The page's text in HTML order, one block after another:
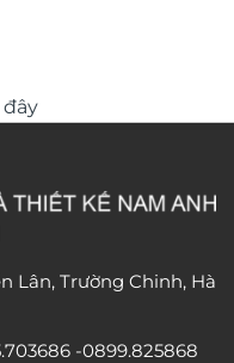
Lân, Trường Chinh, Hà
-0899.825868